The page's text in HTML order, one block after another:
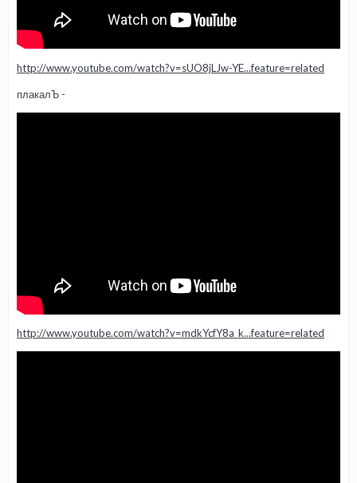
http://www.youtube.com/watch?v=sUO8jLJw-YE...feature=related
плакалЪ -
http://www.youtube.com/watch?v=mdkYcfY8a_k...feature=related